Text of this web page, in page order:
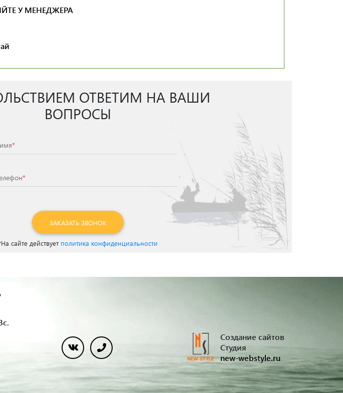
У МЕНЕДЖЕРА
ОТВЕТИМ НА ВАШИ
ВОПРОСЫ
*
*
ЗАКАЗАТЬ ЗВОНОК
сайте действует политика конфиденциальности
Создание сайтов
Студия
new-webstyle.ru